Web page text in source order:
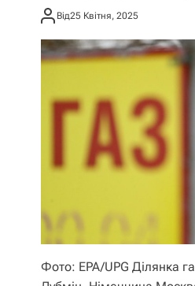
Від25 Квітня, 2025
Фото: EPA/UPG Ділянка